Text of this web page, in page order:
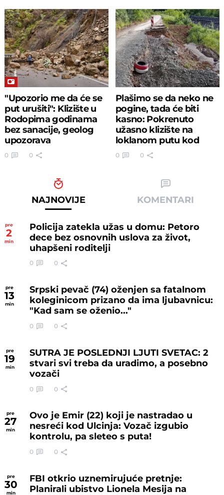
"Upozorio me da će se
put urušiti": Klizište u
Rodopima godinama
bez sanacije, geolog
upozorava
0 0
Plašimo se da neko ne
pogine, tada će biti
kasno: Pokrenuto
užasno klizište na
loklanom putu kod
Čačka
0 0
NAJNOVIJE KOMENTARI
pre
2
min
Policija zatekla užas u domu: Petoro
dece bez osnovnih uslova za život,
uhapšeni roditelji
0 0
pre
13
min
Srpski pevač (74) oženjen sa fatalnom
koleginicom prizano da ima ljubavnicu:
"Kad sam se oženio..."
0 0
pre
19
min
SUTRA JE POSLEDNJI LJUTI SVETAC: 2
stvari svi treba da uradimo, a posebno
vozači
0 0
pre
27
min
Ovo je Emir (22) koji je nastradao u
nesreći kod Ulcinja: Vozač izgubio
kontrolu, pa sleteo s puta!
0 0
pre
30
min
FBI otkrio uznemirujuće pretnje:
Planirali ubistvo Lionela Mesija na